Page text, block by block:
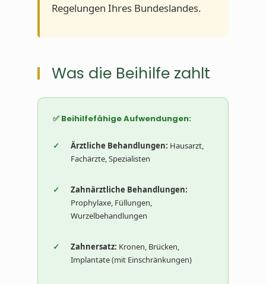
Regelungen Ihres Bundeslandes.
Was die Beihilfe zahlt
✅ Beihilfefähige Aufwendungen:
Ärztliche Behandlungen: Hausarzt,
Fachärzte, Spezialisten
Zahnärztliche Behandlungen:
Prophylaxe, Füllungen,
Wurzelbehandlungen
Zahnersatz: Kronen, Brücken,
Implantate (mit Einschränkungen)